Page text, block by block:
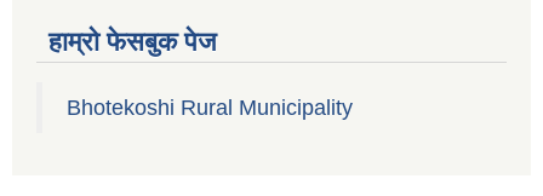
हाम्रो फेसबुक पेज
Bhotekoshi Rural Municipality